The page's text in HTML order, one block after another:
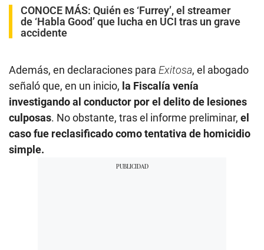
CONOCE MÁS: Quién es ‘Furrey’, el streamer
de ‘Habla Good’ que lucha en UCI tras un grave
accidente
Además, en declaraciones para Exitosa, el abogado
señaló que, en un inicio, la Fiscalía venía
investigando al conductor por el delito de lesiones
culposas. No obstante, tras el informe preliminar, el
caso fue reclasificado como tentativa de homicidio
simple.